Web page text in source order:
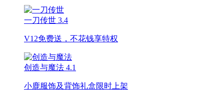
一刀传世 3.4
V12免费送，不花钱享特权
创造与魔法 4.1
小鹿服饰及背饰礼盒限时上架